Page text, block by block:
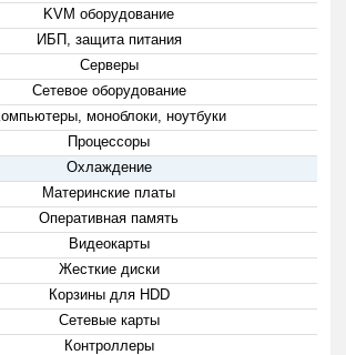
KVM оборудование
ИБП, защита питания
Серверы
Сетевое оборудование
моноблоки, ноутбуки
Процессоры
Охлаждение
Материнские платы
Оперативная память
Видеокарты
Жесткие диски
Корзины для HDD
Сетевые карты
Контроллеры